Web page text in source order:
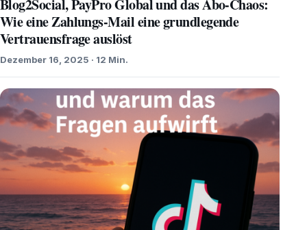
Blog2Social, PayPro Global und das Abo-Chaos:
Wie eine Zahlungs-Mail eine grundlegende
Vertrauensfrage auslöst
Dezember 16, 2025 · 12 Min.